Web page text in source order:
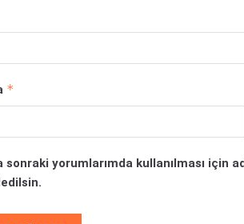
*
sonraki yorumlarımda kullanılması için